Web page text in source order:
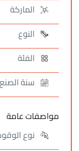
الماركة
النوع
الفئة
سنة الصنع
مواصفات عامة
نوع الوقود